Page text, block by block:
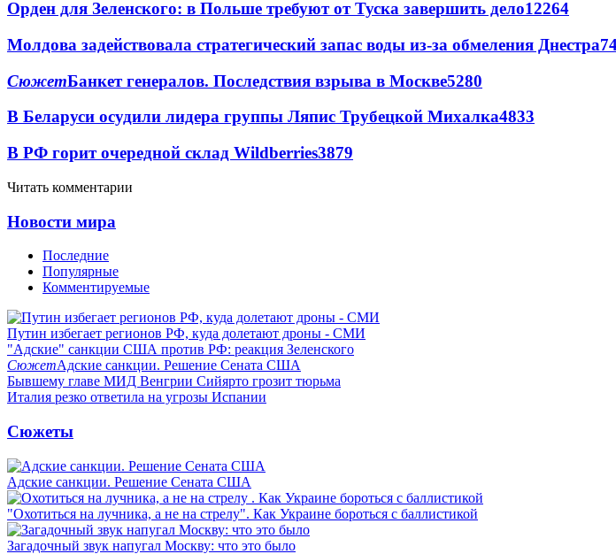
Орден для Зеленского: в Польше требуют от Туска завершить дело12264
Молдова задействовала стратегический запас воды из-за обмеления Днестра
СюжетБанкет генералов. Последствия взрыва в Москве5280
В Беларуси осудили лидера группы Ляпис Трубецкой Михалка4833
В РФ горит очередной склад Wildberries3879
Читать комментарии
Новости мира
Последние
Популярные
Комментируемые
Путин избегает регионов РФ, куда долетают дроны - СМИ
"Адские" санкции США против РФ: реакция Зеленского
СюжетАдские санкции. Решение Сената США
Бывшему главе МИД Венгрии Сийярто грозит тюрьма
Италия резко ответила на угрозы Испании
Сюжеты
Адские санкции. Решение Сената США
"Охотиться на лучника, а не на стрелу". Как Украине бороться с баллистикой
Загадочный звук напугал Москву: что это было